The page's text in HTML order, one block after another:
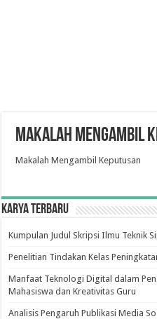
Makalah Mengambil
Makalah Mengambil Keputusan
Karya Terbaru
Kumpulan Judul Skripsi Ilmu Teknik
Penelitian Tindakan Kelas
Manfaat Teknologi Digital dalam
Mahasiswa dan Kreativitas Guru
Analisis Pengaruh Publikasi Media